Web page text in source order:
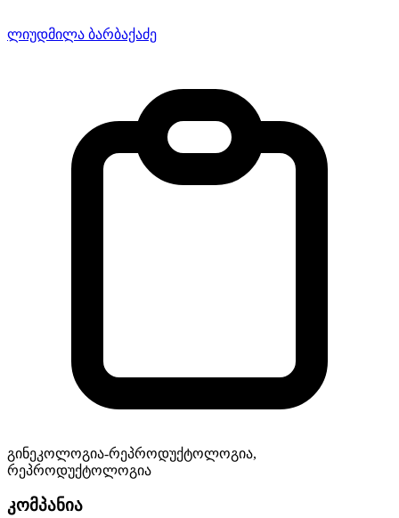
ლიუდმილა ბარბაქაძე
გინეკოლოგია-რეპროდუქტოლოგია,
რეპროდუქტოლოგია
კომპანია